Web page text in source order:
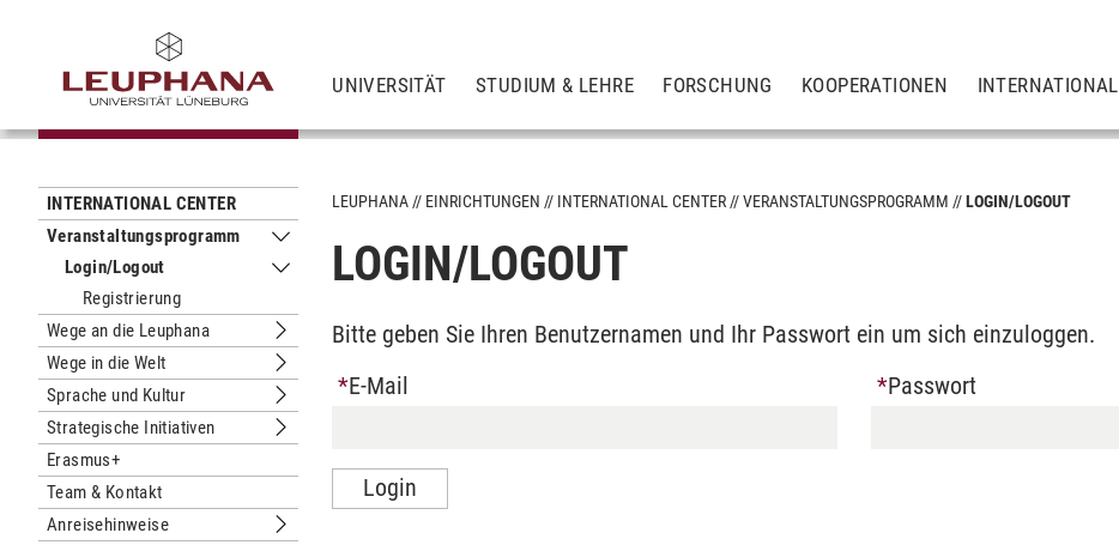
UNIVERSITÄT STUDIUM & LEHRE FORSCHUNG KOOPERATIONEN INTERNATIONAL
INTERNATIONAL CENTER
Veranstaltungsprogramm
Untermenu Veranstaltungsprogramm
Login/Logout
Untermenu Login/Logout
Registrierung
Wege an die Leuphana
Untermenu Wege an die Leuphana
Wege in die Welt
Untermenu Wege in die Welt
Sprache und Kultur
Untermenu Sprache und Kultur
Strategische Initiativen
Untermenu Strategische Initiativen
Erasmus+
Team & Kontakt
Anreisehinweise
Untermenu Anreisehinweise
LEUPHANA EINRICHTUNGEN INTERNATIONAL CENTER VERANSTALTUNGSPROGRAMM LOGIN/LOGOUT
LOGIN/LOGOUT
Bitte geben Sie Ihren Benutzernamen und Ihr Passwort ein um sich einzuloggen.
E-Mail
Passwort